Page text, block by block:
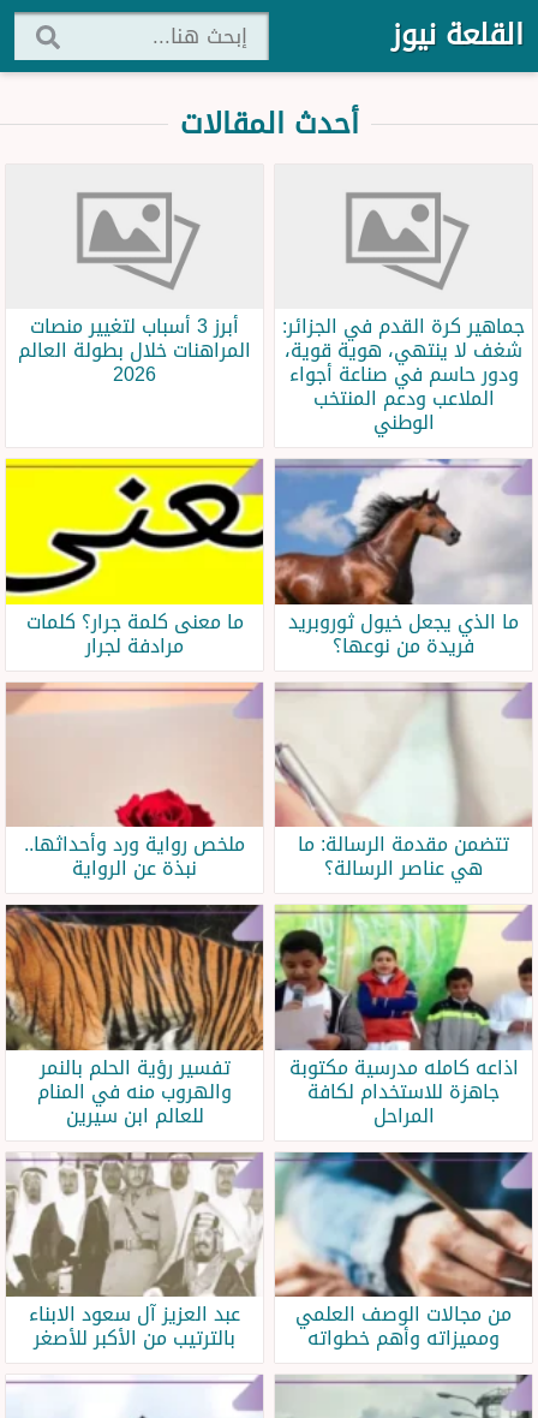
القلعة نيوز
أحدث المقالات
جماهير كرة القدم في الجزائر:
شغف لا ينتهي، هوية قوية،
ودور حاسم في صناعة أجواء
الملاعب ودعم المنتخب
الوطني
أبرز 3 أسباب لتغيير منصات
المراهنات خلال بطولة العالم
2026
ما الذي يجعل خيول ثوروبريد
فريدة من نوعها؟
ما معنى كلمة جرار؟ كلمات
مرادفة لجرار
تتضمن مقدمة الرسالة: ما
هي عناصر الرسالة؟
ملخص رواية ورد وأحداثها..
نبذة عن الرواية
اذاعه كامله مدرسية مكتوبة
جاهزة للاستخدام لكافة
المراحل
تفسير رؤية الحلم بالنمر
والهروب منه في المنام
للعالم ابن سيرين
من مجالات الوصف العلمي
ومميزاته وأهم خطواته
عبد العزيز آل سعود الابناء
بالترتيب من الأكبر للأصغر